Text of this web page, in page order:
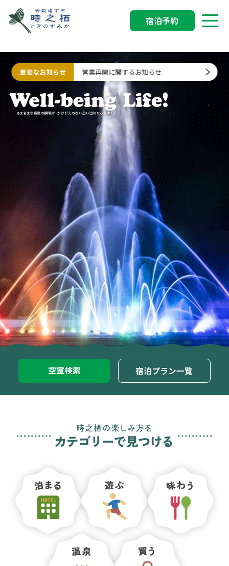
重要なお知らせ 営業再開に関するお知らせ
宿泊予約
空室検索 宿泊プラン一覧